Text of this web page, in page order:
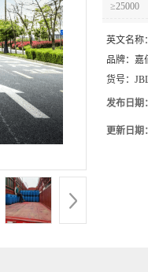
≥25000
英文名称：
品牌： 嘉
货号：
发布日期：
更新日期：